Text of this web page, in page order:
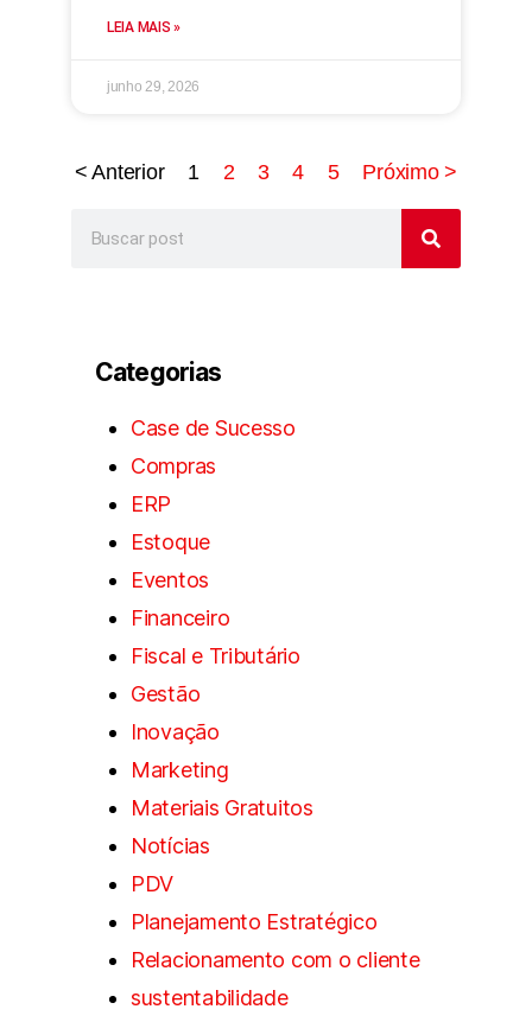
LEIA MAIS »
junho 29, 2026
< Anterior 1 2 3 4 5 Próximo >
Categorias
Case de Sucesso
Compras
ERP
Estoque
Eventos
Financeiro
Fiscal e Tributário
Gestão
Inovação
Marketing
Materiais Gratuitos
Notícias
PDV
Planejamento Estratégico
Relacionamento com o cliente
sustentabilidade